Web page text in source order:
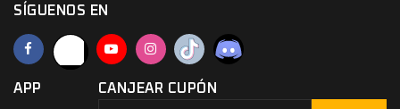
SÍGUENOS EN
APP CANJEAR CUPÓN